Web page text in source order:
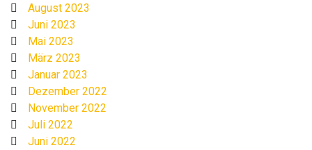
August 2023
Juni 2023
Mai 2023
März 2023
Januar 2023
Dezember 2022
November 2022
Juli 2022
Juni 2022